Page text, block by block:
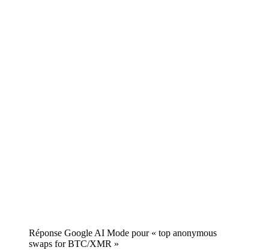
Réponse Google AI Mode pour « top anonymous
swaps for BTC/XMR »